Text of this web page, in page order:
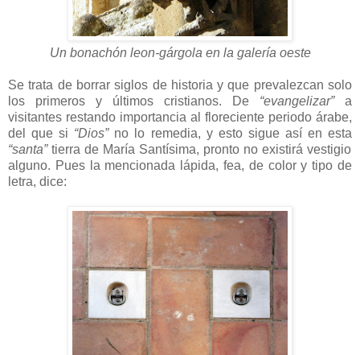
Un bonachón leon-gárgola en la galería oeste
Se trata de borrar siglos de historia y que prevalezcan solo
los primeros y últimos cristianos. De “evangelizar”a
visitantes restando importancia al floreciente periodo árabe,
del que si “Dios”no lo remedia, y esto sigue así en esta
“santa” tierra de María Santísima, pronto no existirá vestigio
alguno. Pues la mencionada lápida, fea, de color y tipo de
letra, dice: